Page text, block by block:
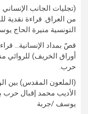
(تجليات الجانب
من العراق. قراءة نقدية
التونسية منيرة الحاج
قصّ بمداد الإنسانية…
أوراق الخريف) للروائي
حرب.
(الملعون المقدس) بين
الأديب محمد إقبال حرب
يوسف /جربة